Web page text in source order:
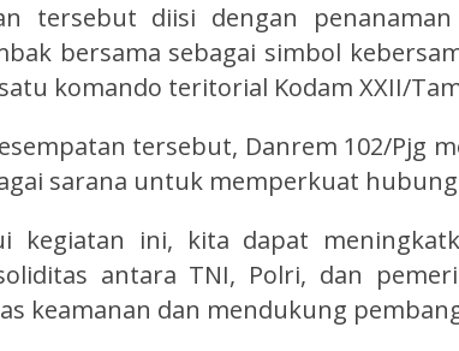
tersebut diisi dengan
bersama sebagai simbol
komando teritorial Kodam XXII/
tersebut, Danrem 102/Pjg
sarana untuk memperkuat
kegiatan ini, kita dapat
antara TNI, Polri, dan
keamanan dan mendukung